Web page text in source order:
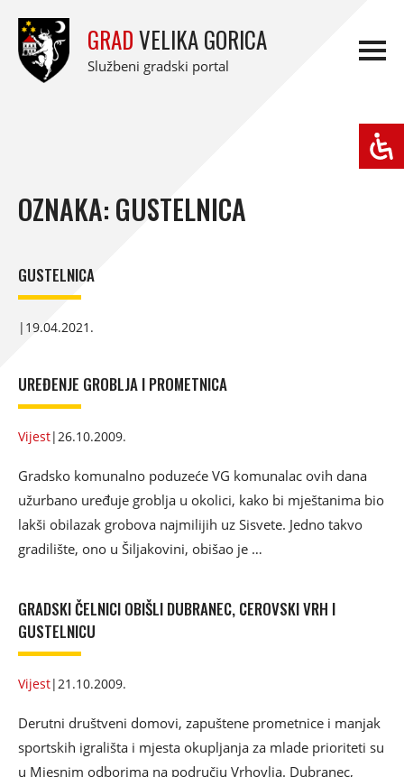
GRADVELIKA GORICA
Službeni gradski portal
OZNAKA: GUSTELNICA
GUSTELNICA
| 19.04.2021.
UREĐENJE GROBLJA I PROMETNICA
Vijest|26.10.2009.
Gradsko komunalno poduzeće VG komunalac ovih dana
užurbano uređuje groblja u okolici, kako bi mještanima bio
lakši obilazak grobova najmilijih uz Sisvete. Jedno takvo
gradilište, ono u Šiljakovini, obišao je …
GRADSKI ČELNICI OBIŠLI DUBRANEC, CEROVSKI VRH I
GUSTELNICU
Vijest|21.10.2009.
Derutni društveni domovi, zapuštene prometnice i manjak
sportskih igrališta i mjesta okupljanja za mlade prioriteti su
u Mjesnim odborima na području Vrhovlja. Dubranec,